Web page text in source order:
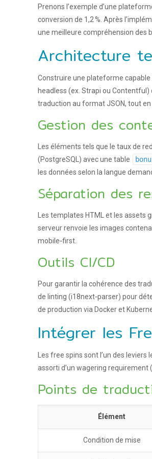
Prenons l’exemple d’une
conversion de 1,2 %. Après
une meilleure compréhension des
Architecture
Construire une plateforme
headless (ex. Strapi ou
traduction au format JSON, tout
Gestion des
Les éléments tels que le taux de
(PostgreSQL) avec une table
les données selon la langue
Séparation des
Les templates HTML et les
serveur renvoie les images
mobile‑first.
Outils CI/CD
Pour garantir la cohérence des
de linting (i18next‑parser) pour
de production via Docker et
Intégrer les
Les free spins sont l’un des
assorti d’un wagering requirement
Points de
Élément
Condition de mise